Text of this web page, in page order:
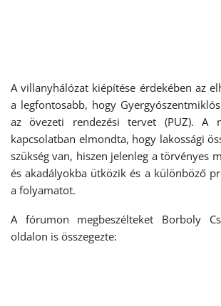
A villanyhálózat kiépítése érdekében az
a legfontosabb, hogy
az övezeti rendezési tervet (PUZ). A
kapcsolatban elmondta, hogy lakossági
szükség van, hiszen jelenleg a törvényes
és akadályokba ütközik és a különböző
a folyamatot.
A fórumon megbeszélteket Borboly
oldalon is összegezte: